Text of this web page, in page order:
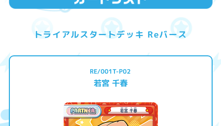
トライアルスタートデッキ Reバース
RE/001T-P02
若宮 千春